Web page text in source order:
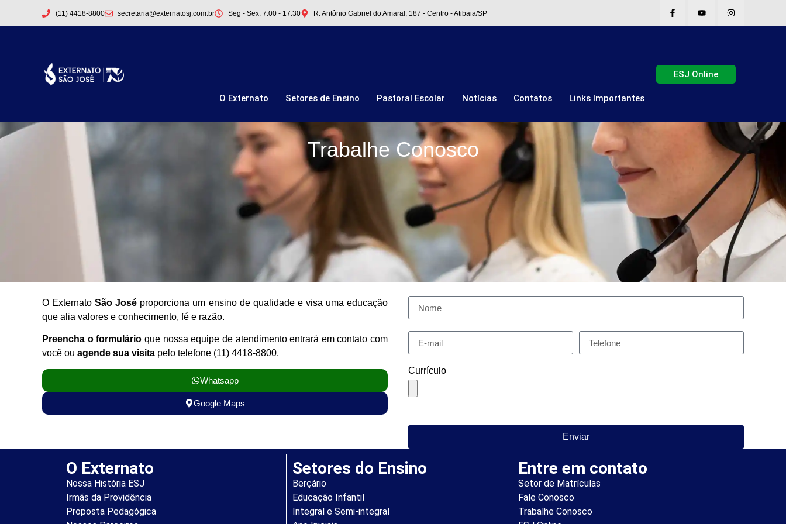
(11) 4418-8800 secretaria@externatosj.com.br Seg - Sex: 7:00 - 17:30 R. Antônio Gabriel do Amaral, 187 - Centro - Atibaia/SP
O Externato Setores de Ensino Pastoral Escolar Notícias Contatos Links Importantes
ESJ Online
Trabalhe Conosco
O ExternatoSão José proporciona um ensino de qualidade e visa uma educação
que alia valores e conhecimento, fé e razão.
Preencha o formulário que nossa equipe de atendimento entrará em contato com
você ou agende sua visita pelo telefone (11) 4418-8800.
Whatsapp
Google Maps
Currículo
Enviar
O Externato
Nossa História ESJ
Irmãs da Providência
Proposta Pedagógica
Setores do Ensino​
Berçário
Educação Infantil
Integral e Semi-integral
Entre em contato
Setor de Matrículas
Fale Conosco
Trabalhe Conosco